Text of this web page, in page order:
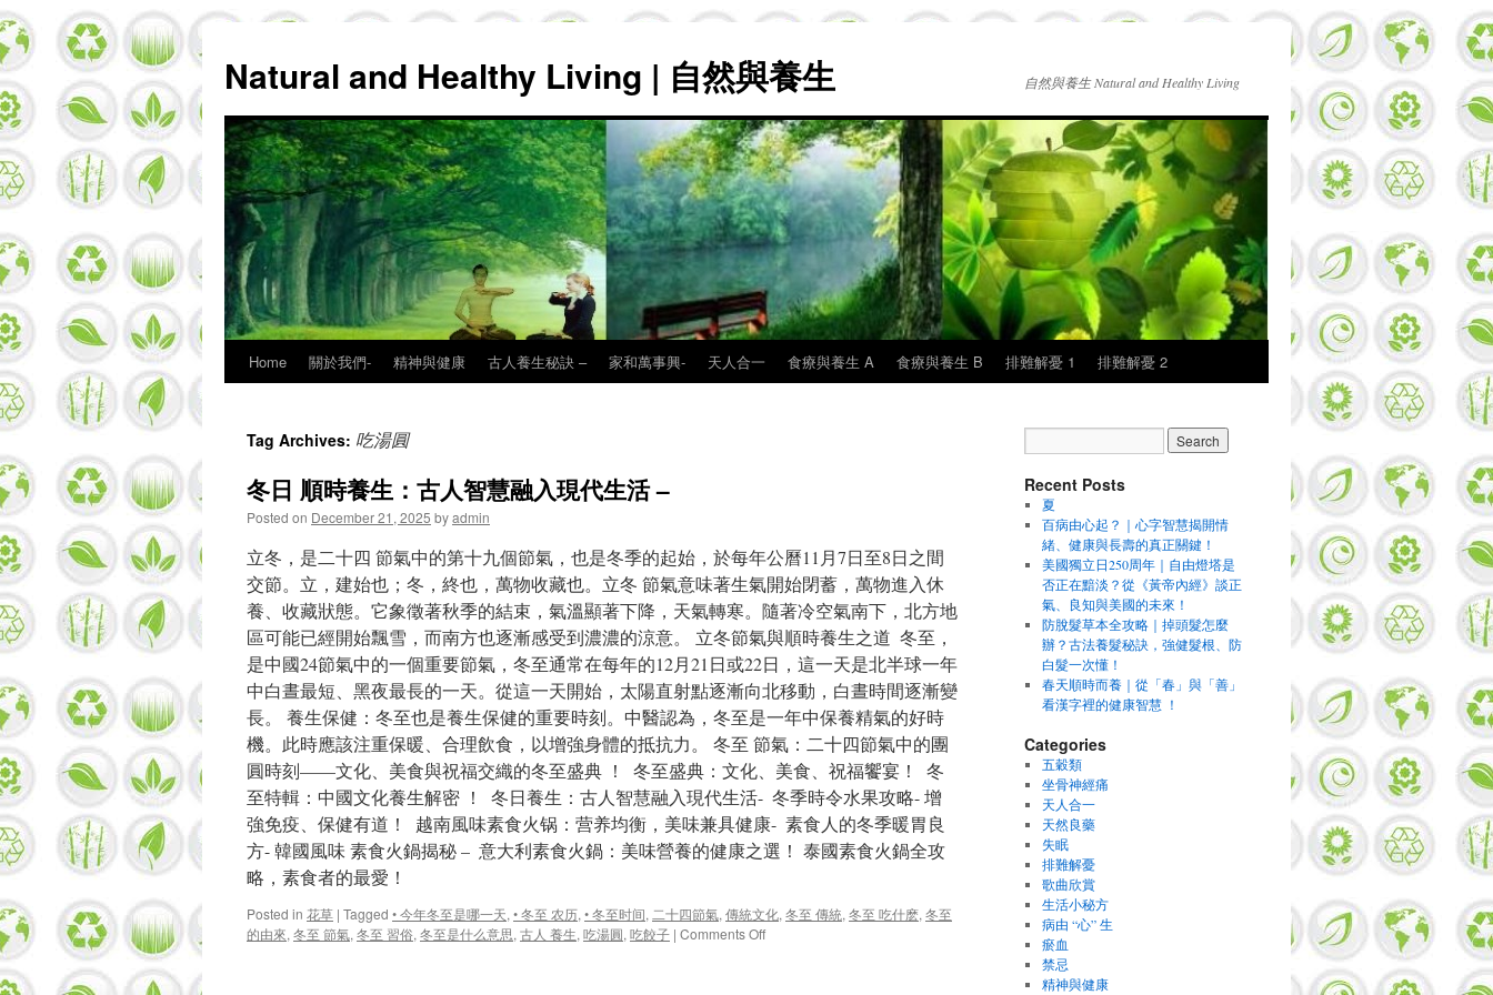
Natural and Healthy Living | 自然與養生 自然與養生 Natural and Healthy Living
Skip
content
Home 關於我們- 精神與健康 古人養生秘訣 – 家和萬事興- 天人合一 食療與養生 A 食療與養生 B 排難解憂 1 排難解憂 2
Tag Archives: 吃湯圓
冬日 順時養生：古人智慧融入現代生活 –
Posted on December 21, 2025 byadmin
立冬，是二十四 節氣中的第十九個節氣，也是冬季的起始，於每年公曆11月7日至8日之間
交節。立，建始也；冬，終也，萬物收藏也。立冬 節氣意味著生氣開始閉蓄，萬物進入休
養、收藏狀態。它象徵著秋季的結束，氣溫顯著下降，天氣轉寒。隨著冷空氣南下，北方地
區可能已經開始飄雪，而南方也逐漸感受到濃濃的涼意。 立冬節氣與順時養生之道 冬至，
是中國24節氣中的一個重要節氣，冬至通常在每年的12月21日或22日，這一天是北半球一年
中白晝最短、黑夜最長的一天。從這一天開始，太陽直射點逐漸向北移動，白晝時間逐漸變
長。 養生保健：冬至也是養生保健的重要時刻。中醫認為，冬至是一年中保養精氣的好時
機。此時應該注重保暖、合理飲食，以增強身體的抵抗力。 冬至 節氣：二十四節氣中的團
圓時刻——文化、美食與祝福交織的冬至盛典 ！ 冬至盛典：文化、美食、祝福饗宴！ 冬
至特輯：中國文化養生解密 ！ 冬日養生：古人智慧融入現代生活- 冬季時令水果攻略- 增
強免疫、保健有道！ 越南風味素食火锅：营养均衡，美味兼具健康- 素食人的冬季暖胃良
方- 韓國風味 素食火鍋揭秘 – 意大利素食火鍋：美味營養的健康之選！ 泰國素食火鍋全攻
略，素食者的最愛！
Posted in 花草 | Tagged • 今年冬至是哪一天, • 冬至 农历, • 冬至时间, 二十四節氣, 傳統文化, 冬至 傳統, 冬至 吃什麽, 冬至
的由來, 冬至 節氣, 冬至 習俗, 冬至是什么意思, 古人 養生, 吃湯圓, 吃餃子 | Comments Offon
Recent Posts
夏
百病由心起？｜心字智慧揭開情
緒、健康與長壽的真正關鍵！
美國獨立日250周年｜自由燈塔是
否正在黯淡？從《黃帝內經》談正
氣、良知與美國的未來！
防脫髮草本全攻略｜掉頭髮怎麼
辦？古法養髮秘訣，強健髮根、防
白髮一次懂！
春天順時而養｜從「春」與「善」
看漢字裡的健康智慧 ！
Categories
五穀類
坐骨神經痛
天人合一
天然良藥
失眠
排難解憂
歌曲欣賞
生活小秘方
病由 “心” 生
瘀血
禁忌
精神與健康